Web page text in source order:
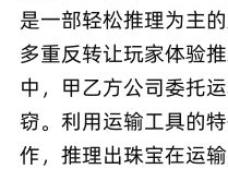
是一部轻松推理为主
多重反转让玩家体验
中，甲乙方公司委托
窃。利用运输工具的
作，推理出珠宝在运